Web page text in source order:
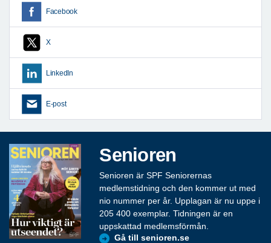
Facebook
X
LinkedIn
E-post
Senioren
Senioren är SPF Seniorernas
medlemstidning och den kommer ut med
nio nummer per år. Upplagan är nu uppe i
205 400 exemplar. Tidningen är en
uppskattad medlemsförmån.
Gå till senioren.se